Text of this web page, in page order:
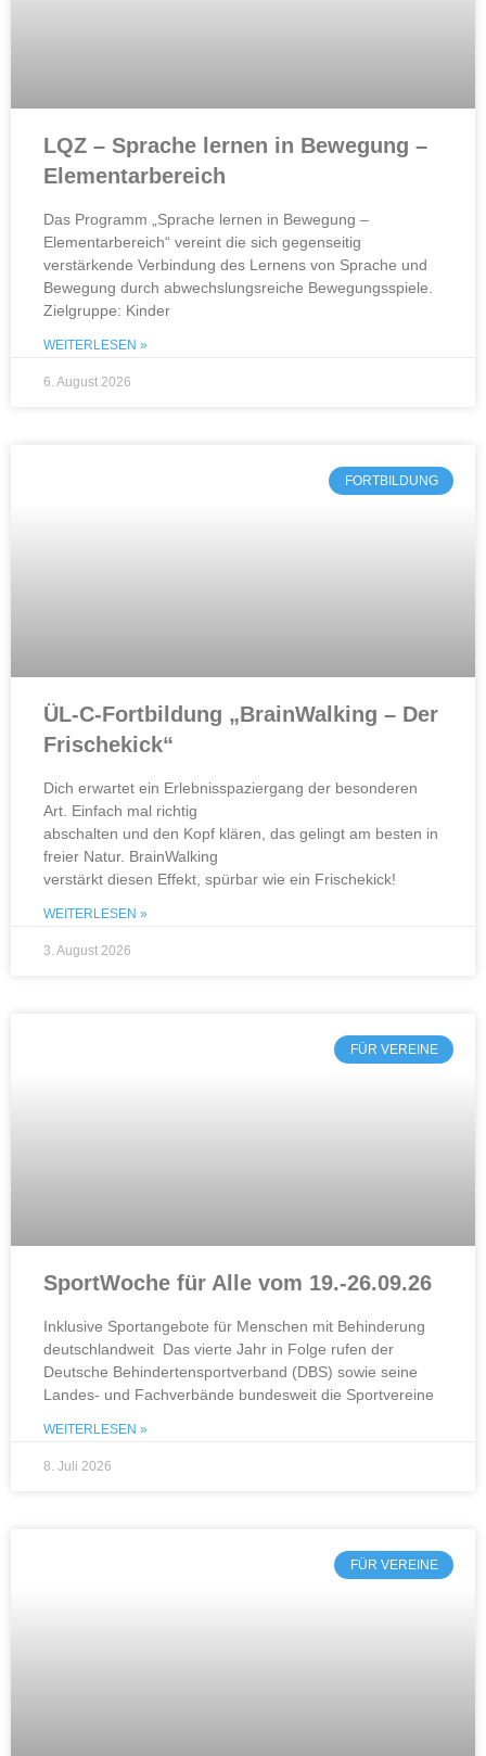
LQZ – Sprache lernen in Bewegung –
Elementarbereich
Das Programm „Sprache lernen in Bewegung –
Elementarbereich“ vereint die sich gegenseitig
verstärkende Verbindung des Lernens von Sprache und
Bewegung durch abwechslungsreiche Bewegungsspiele.
Zielgruppe: Kinder
WEITERLESEN »
6. August 2026
FORTBILDUNG
ÜL-C-Fortbildung „BrainWalking – Der
Frischekick“
Dich erwartet ein Erlebnisspaziergang der besonderen
Art. Einfach mal richtig
abschalten und den Kopf klären, das gelingt am besten in
freier Natur. BrainWalking
verstärkt diesen Effekt, spürbar wie ein Frischekick!
WEITERLESEN »
3. August 2026
FÜR VEREINE
SportWoche für Alle vom 19.-26.09.26
Inklusive Sportangebote für Menschen mit Behinderung
deutschlandweit Das vierte Jahr in Folge rufen der
Deutsche Behindertensportverband (DBS) sowie seine
Landes- und Fachverbände bundesweit die Sportvereine
WEITERLESEN »
8. Juli 2026
FÜR VEREINE